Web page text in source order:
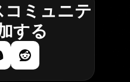
ミュニテ
する